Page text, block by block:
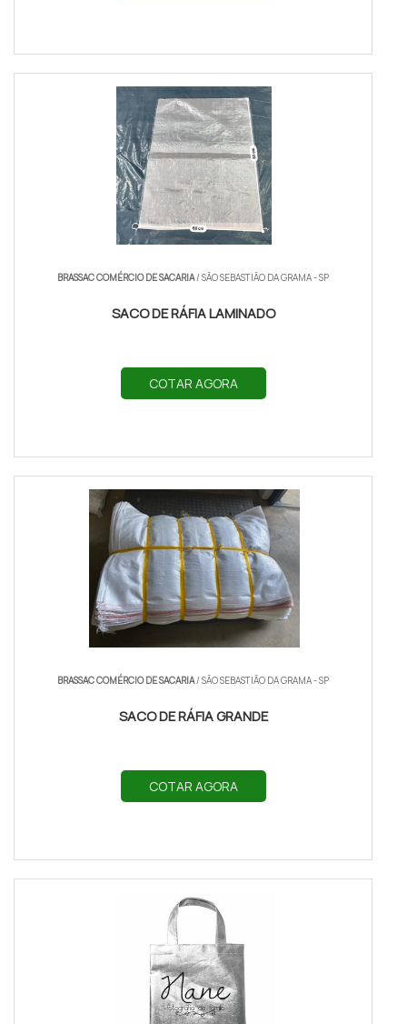
BRASSAC COMÉRCIO DE SACARIA/ SÃO SEBASTIÃO DA GRAMA - SP
SACO DE RÁFIA LAMINADO
COTAR AGORA
BRASSAC COMÉRCIO DE SACARIA/ SÃO SEBASTIÃO DA GRAMA - SP
SACO DE RÁFIA GRANDE
COTAR AGORA